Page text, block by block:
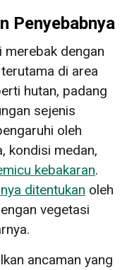
Penyebabnya
merebak dengan
di area
hutan, padang
sejenis
oleh
kondisi medan,
kebakaran.
ditentukan oleh
vegetasi
ancaman yang